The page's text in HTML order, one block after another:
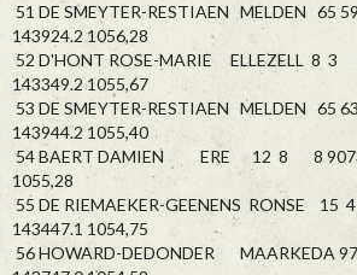
51 DE SMEYTER-RESTIAEN MELDEN 65
143924.2 1056,28
52 D'HONT ROSE-MARIE ELLEZELL 8 3
143349.2 1055,67
53 DE SMEYTER-RESTIAEN MELDEN 65
143944.2 1055,40
54 BAERT DAMIEN ERE 12 8 8
1055,28
55 DE RIEMAEKER-GEENENS RONSE
143447.1 1054,75
56 HOWARD-DEDONDER MAARKEDA